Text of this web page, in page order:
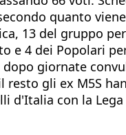
quanto
13 del gruppo
e 4 dei Popolari
giornate
gli ex M5S
d'Italia con la